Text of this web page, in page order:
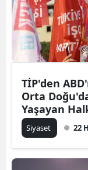
TİP'den
Orta
Yaşayan
Siyaset 22